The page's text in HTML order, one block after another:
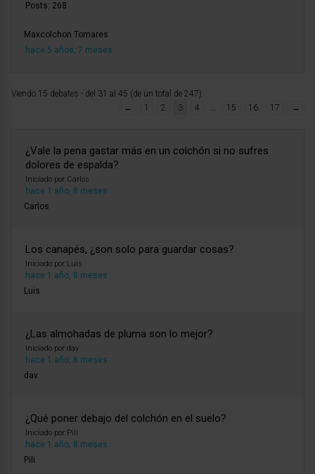
Posts: 268
Maxcolchon Tomares
hace 5 años, 7 meses
Viendo 15 debates - del 31 al 45 (de un total de 247)
←
1 2 3 4 … 15 16 17 →
¿Vale la pena gastar más en un colchón si no sufres
dolores de espalda?
Iniciado por:Carlos
hace 1 año, 8 meses
Carlos
Los canapés, ¿son solo para guardar cosas?
Iniciado por:Luis
hace 1 año, 8 meses
Luis
¿Las almohadas de pluma son lo mejor?
Iniciado por:dav
hace 1 año, 8 meses
dav
¿Qué poner debajo del colchón en el suelo?
Iniciado por:Pili
hace 1 año, 8 meses
Pili